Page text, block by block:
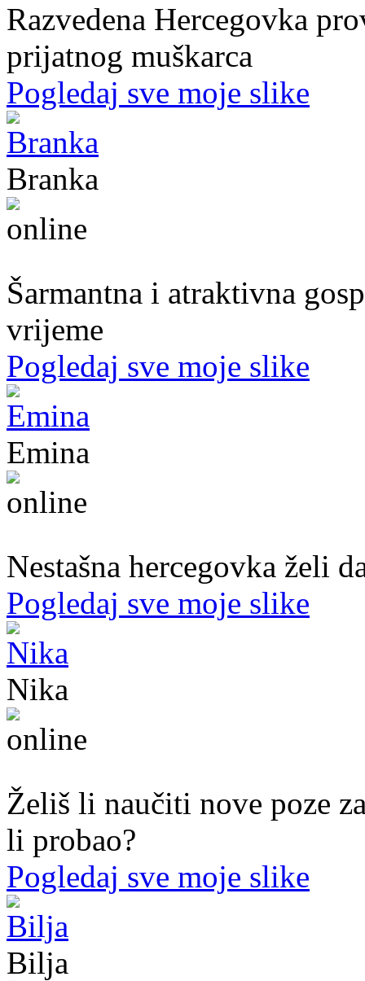
Razvedena Hercegovka
prijatnog muškarca
Pogledaj sve moje slike
Branka
Šarmantna i atraktivna
vrijeme
Pogledaj sve moje slike
Emina
Nestašna hercegovka želi
Pogledaj sve moje slike
Nika
Želiš li naučiti nove poze
li probao?
Pogledaj sve moje slike
Bilja